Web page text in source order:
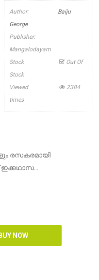
Author:
Baiju
George
Publisher:
Mangalodayam
Stock
Out Of
Stock
Viewed
2384
times
രസകരമായി